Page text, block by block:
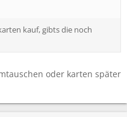
kauf, gibts die noch
oder karten später